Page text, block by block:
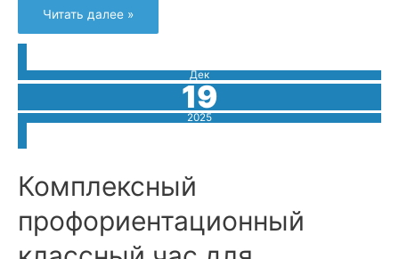
Исторический
день
для
Открытие
Читать далее »
Дек
19
2025
Комплексный
профориентационный